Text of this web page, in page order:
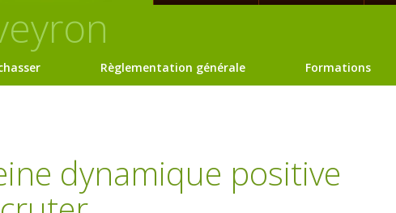
Règlementation générale Formations
dynamique positive